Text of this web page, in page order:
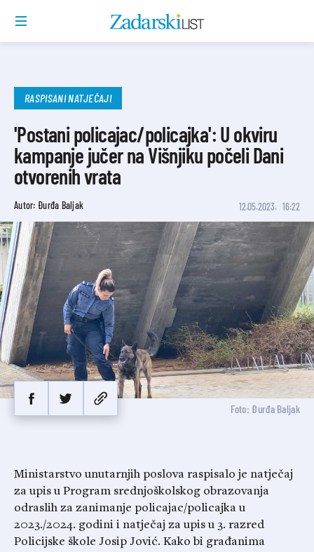
RASPISANI NATJEČAJI
'Postani policajac/policajka': U okviru
kampanje jučer na Višnjiku počeli Dani
otvorenih vrata
Autor: Đurđa Baljak 12.05.2023. 16:22
Foto: Đurđa Baljak
Ministarstvo unutarnjih poslova raspisalo je natječaj
za upis u Program srednjoškolskog obrazovanja
odraslih za zanimanje policajac/policajka u
2023./2024. godini i natječaj za upis u 3. razred
Policijske škole Josip Jović. Kako bi građanima